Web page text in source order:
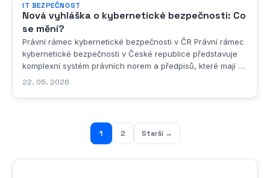
IT BEZPEČNOST
Nová vyhláška o kybernetické bezpečnosti: Co
se mění?
Právní rámec kybernetické bezpečnosti v ČR Právní rámec
kybernetické bezpečnosti v České republice představuje
komplexní systém právních norem a předpisů, které mají za
úkol chránit kritickou informační infrastrukturu a zajistit
22. 05. 2026
1 2 Starší →